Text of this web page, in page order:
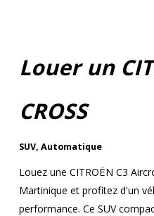
Louer un
CROSS
SUV, Automatique
Louez une CITROËN C3
Martinique et profitez d'un
performance. Ce SUV